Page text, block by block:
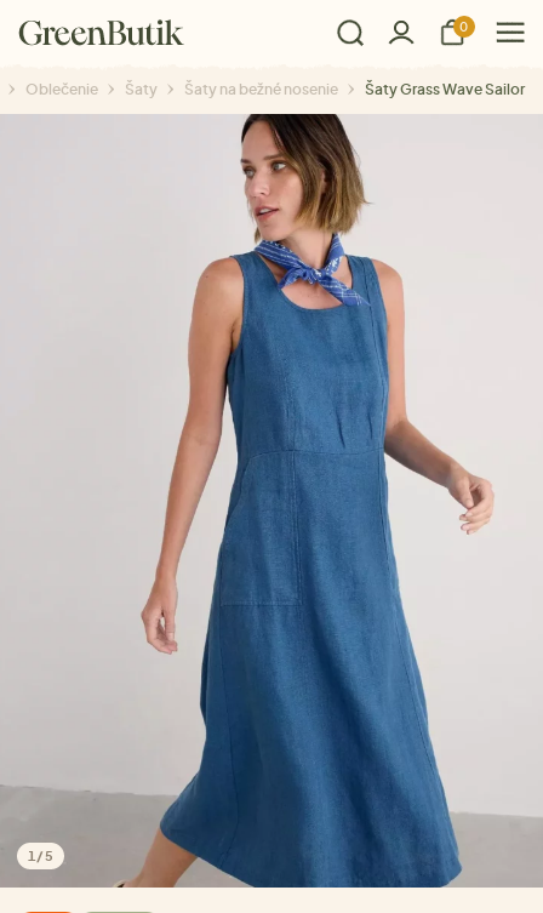
0
Oblečenie Šaty Šaty na bežné nosenie Šaty Grass Wave Sailor
1 /5